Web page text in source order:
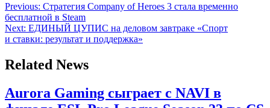
Previous: Стратегия Company of Heroes 3 стала временно
бесплатной в Steam
Next: ЕДИНЫЙ ЦУПИС на деловом завтраке «Спорт
и ставки: результат и поддержка»
Related News
Aurora Gaming сыграет с NAVI в